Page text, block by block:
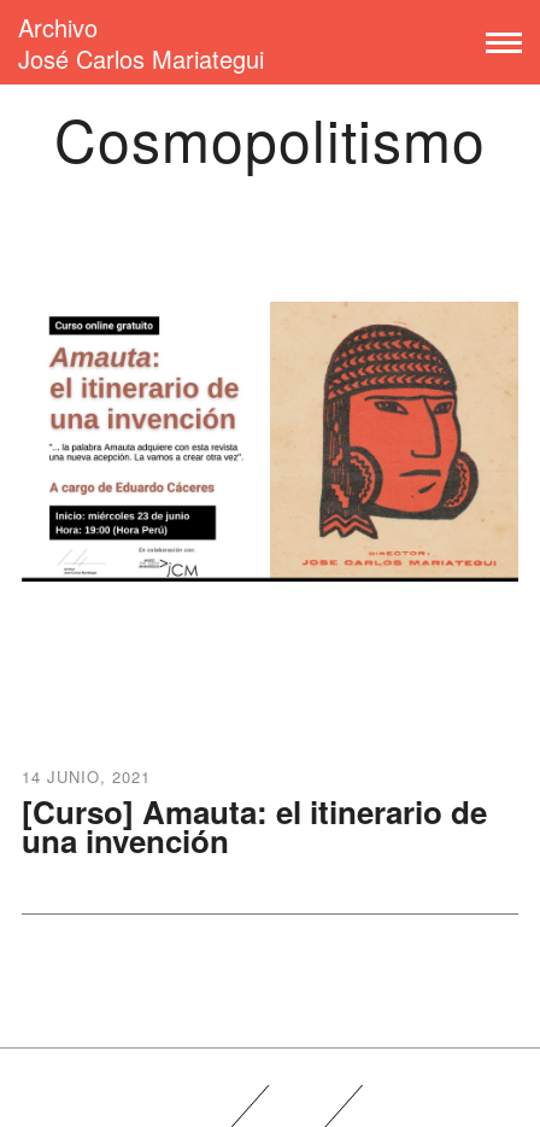
Archivo
José Carlos Mariategui
Cosmopolitismo
14 JUNIO, 2021
[Curso] Amauta: el itinerario de
una invención